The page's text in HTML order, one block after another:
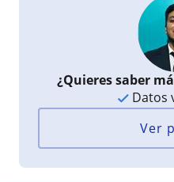
¿Quieres saber
Datos
Ver